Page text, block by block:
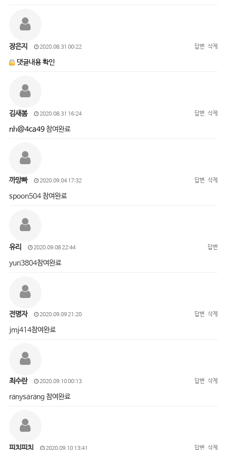
장은지 2020.08.31 00:22 답변 삭제
댓글내용 확인
김새봄 2020.08.31 16:24 답변 삭제
nh@4ca49참여완료
까망빠 2020.09.04 17:32 답변 삭제
spoon504 참여완료
유리 2020.09.08 22:44 답변
yuri3804참여완료
전명자 2020.09.09 21:20 답변 삭제
jmj414참여완료
최수란 2020.09.10 00:13 답변 삭제
ranysarang 참여완료
피치피치 2020.09.10 13:41 답변 삭제